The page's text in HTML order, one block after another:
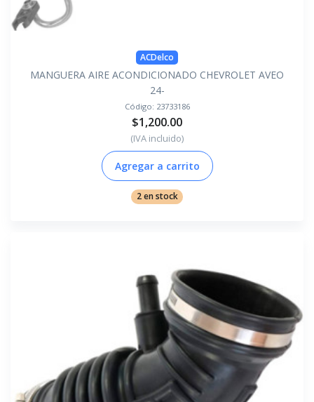
ACDelco
MANGUERA AIRE ACONDICIONADO CHEVROLET AVEO
24-
Código: 23733186
$1,200.00
(IVA incluido)
Agregar a carrito
2 en stock